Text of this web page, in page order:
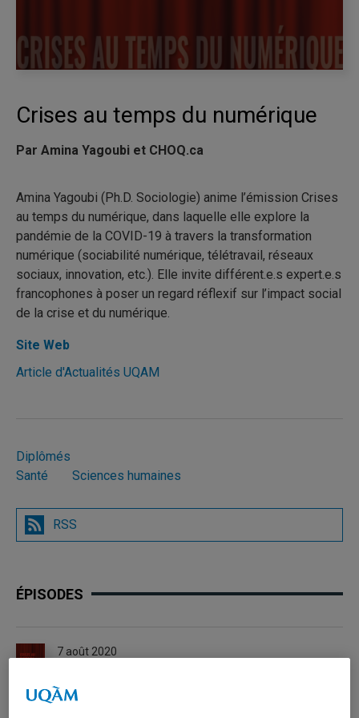
Crises au temps du numérique
Par Amina Yagoubi et CHOQ.ca
Amina Yagoubi (Ph.D. Sociologie) anime l’émission Crises
au temps du numérique, dans laquelle elle explore la
pandémie de la COVID-19 à travers la transformation
numérique (sociabilité numérique, télétravail, réseaux
sociaux, innovation, etc.). Elle invite différent.e.s expert.e.s
francophones à poser un regard réflexif sur l’impact social
de la crise et du numérique.
Site Web
Article d'Actualités UQAM
Diplômés
Santé
Sciences humaines
RSS
ÉPISODES
7 août 2020
Amina Yagoubi invite le psychologue Patrick Lynes